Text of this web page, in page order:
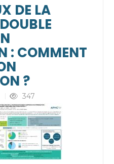
DE LA
: COMMENT
?
347